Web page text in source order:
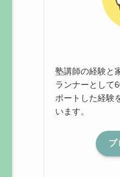
塾講師の経験と
ランナーとして
ポートした経験
います。
プ